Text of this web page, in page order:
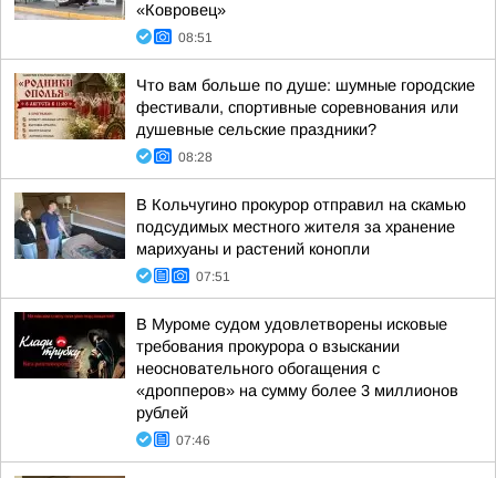
«Ковровец»
08:51
Что вам больше по душе: шумные городские
фестивали, спортивные соревнования или
душевные сельские праздники?
08:28
В Кольчугино прокурор отправил на скамью
подсудимых местного жителя за хранение
марихуаны и растений конопли
07:51
В Муроме судом удовлетворены исковые
требования прокурора о взыскании
неосновательного обогащения с
«дропперов» на сумму более 3 миллионов
рублей
07:46